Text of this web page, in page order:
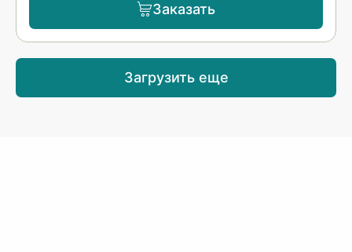
Заказать
Загрузить еще